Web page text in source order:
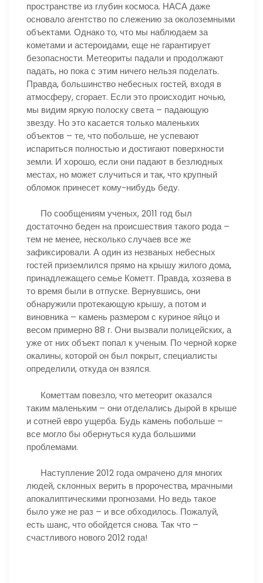
пространстве из глубин космоса. НАСА даже
основало агентство по слежению за околоземными
объектами. Однако то, что мы наблюдаем за
кометами и астероидами, еще не гарантирует
безопасности. Метеориты падали и продолжают
падать, но пока с этим ничего нельзя поделать.
Правда, большинство небесных гостей, входя в
атмосферу, сгорает. Если это происходит ночью,
мы видим яркую полоску света – падающую
звезду. Но это касается только маленьких
объектов – те, что побольше, не успевают
испариться полностью и достигают поверхности
земли. И хорошо, если они падают в безлюдных
местах, но может случиться и так, что крупный
обломок принесет кому-нибудь беду.
По сообщениям ученых, 2011 год был
достаточно беден на происшествия такого рода –
тем не менее, несколько случаев все же
зафиксировали. А один из незваных небесных
гостей приземлился прямо на крышу жилого дома,
принадлежащего семье Кометт. Правда, хозяева в
то время были в отпуске. Вернувшись, они
обнаружили протекающую крышу, а потом и
виновника – камень размером с куриное яйцо и
весом примерно 88 г. Они вызвали полицейских, а
уже от них объект попал к ученым. По черной корке
окалины, которой он был покрыт, специалисты
определили, откуда он взялся.
Кометтам повезло, что метеорит оказался
таким маленьким – они отделались дырой в крыше
и сотней евро ущерба. Будь камень побольше –
все могло бы обернуться куда большими
проблемами.
Наступление 2012 года омрачено для многих
людей, склонных верить в пророчества, мрачными
апокалиптическими прогнозами. Но ведь такое
было уже не раз – и все обходилось. Пожалуй,
есть шанс, что обойдется снова. Так что –
счастливого нового 2012 года!